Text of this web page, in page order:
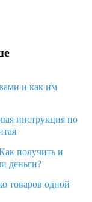
и как им
инструкция по
получить и
деньги?
товаров одной